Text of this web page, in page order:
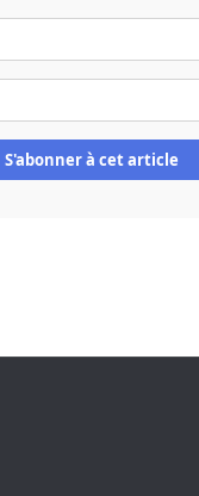
Name
mail
Address
S'abonner à cet article